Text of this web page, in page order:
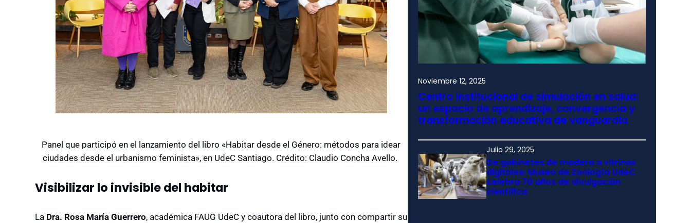
Panel que participó en el lanzamiento del libro «Habitar desde el Género: métodos para idear
ciudades desde el urbanismo feminista», en UdeC Santiago. Crédito: Claudio Concha Avello.
Visibilizar lo invisible del habitar
La Dra. Rosa María Guerrero, académica FAUG UdeC y coautora del libro, junto con compartir su
Noviembre 12, 2025
Centro institucional de simulación en salud:
un espacio de aprendizaje, convergencia y
transformación educativa de vanguardia
Julio 29, 2025
De gabinetes de madera a vitrinas
digitales: Museo de Zoología UdeC
celebra 70 años de divulgación
científica